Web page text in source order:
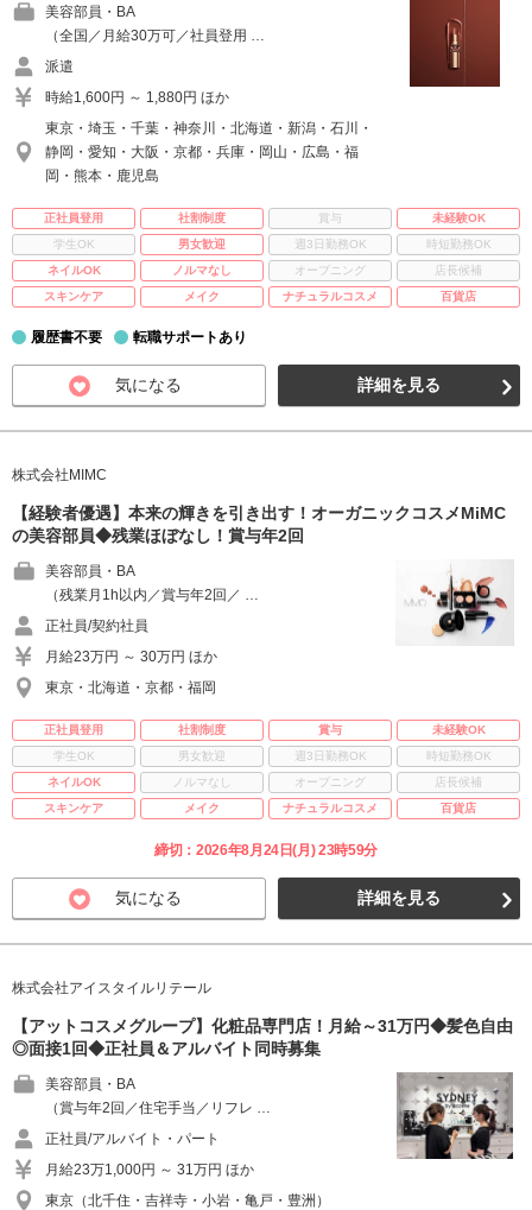
美容部員・BA
（全国／月給30万可／社員登用 …
派遣
時給1,600円 ～ 1,880円 ほか
東京・埼玉・千葉・神奈川・北海道・新潟・石川・
静岡・愛知・大阪・京都・兵庫・岡山・広島・福
岡・熊本・鹿児島
正社員登用 社割制度 賞与
未経験OK
学生OK
男女歓迎 週3日勤務OK
時短勤務OK
ネイルOK
ノルマなし オープニング
店長候補
スキンケア
メイク ナチュラルコスメ 百貨店
履歴書不要 転職サポートあり
気になる 詳細を見る
株式会社MIMC
【経験者優遇】本来の輝きを引き出す！オーガニックコスメMiMC
の美容部員◆残業ほぼなし！賞与年2回
美容部員・BA
（残業月1h以内／賞与年2回／ …
正社員/契約社員
月給23万円 ～ 30万円 ほか
東京・北海道・京都・福岡
正社員登用 社割制度 賞与
未経験OK
学生OK
男女歓迎 週3日勤務OK
時短勤務OK
ネイルOK
ノルマなし オープニング
店長候補
スキンケア
メイク ナチュラルコスメ 百貨店
締切：2026年8月24日(月) 23時59分
気になる 詳細を見る
株式会社アイスタイルリテール
【アットコスメグループ】化粧品専門店！月給～31万円◆髪色自由
◎面接1回◆正社員＆アルバイト同時募集
美容部員・BA
（賞与年2回／住宅手当／リフレ …
正社員/アルバイト・パート
月給23万1,000円 ～ 31万円 ほか
東京（北千住・吉祥寺・小岩・亀戸・豊洲）